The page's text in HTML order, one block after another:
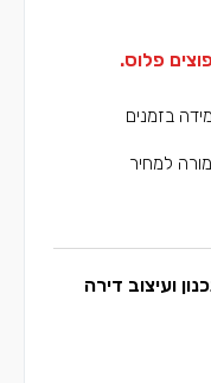
פלוס.
בזמנים
למחיר
ועיצוב דירה